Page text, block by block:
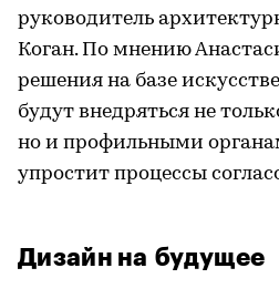
руководитель
Коган. По мнению
решения на базе
будут внедряться не
но и профильными
упростит процессы
Дизайн на будущее